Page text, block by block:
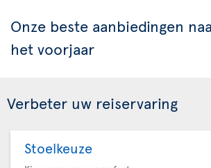
Onze beste aanbiedingen
het voorjaar
Verbeter uw reiservaring
Stoelkeuze